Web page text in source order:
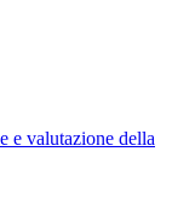
e valutazione della